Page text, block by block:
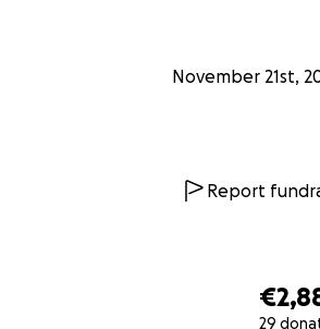
29
November 21st,
Report